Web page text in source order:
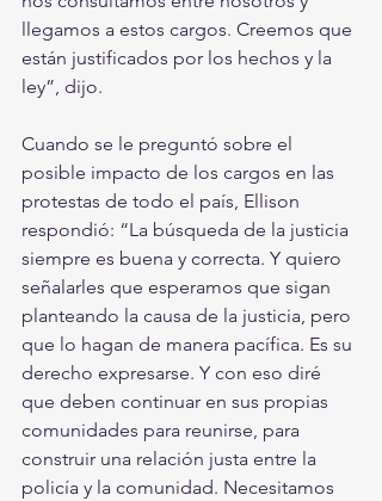
llegamos a estos cargos. Creemos que
están justificados por los hechos y la
ley”, dijo.
Cuando se le preguntó sobre el
posible impacto de los cargos en las
protestas de todo el país, Ellison
respondió: “La búsqueda de la justicia
siempre es buena y correcta. Y quiero
señalarles que esperamos que sigan
planteando la causa de la justicia, pero
que lo hagan de manera pacífica. Es su
derecho expresarse. Y con eso diré
que deben continuar en sus propias
comunidades para reunirse, para
construir una relación justa entre la
policía y la comunidad. Necesitamos